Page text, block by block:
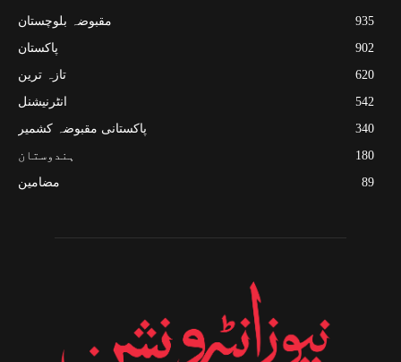
مقبوضہ بلوچستان
935
پاکستان
902
تازہ ترین
620
انٹرنیشنل
542
پاکستانی مقبوضہ کشمیر
340
ہندوستان
180
مضامین
89